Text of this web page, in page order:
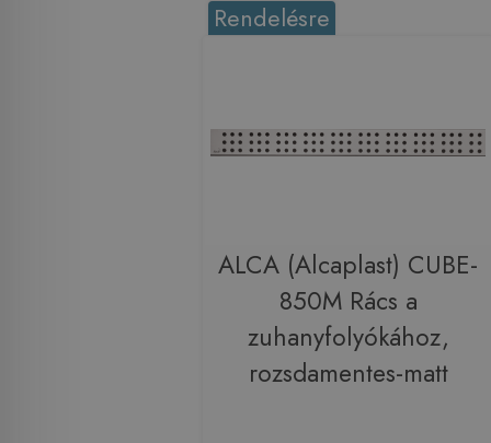
Rendelésre
ALCA (Alcaplast) CUBE-
850M Rács a
zuhanyfolyókához,
rozsdamentes-matt